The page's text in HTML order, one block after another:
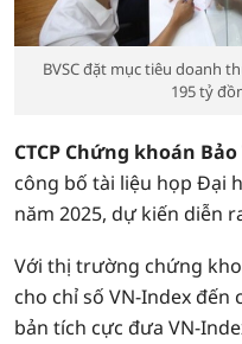
BVSC đặt mục tiêu doanh
195 tỷ
CTCP Chứng khoán Bảo
công bố tài liệu họp Đại
năm 2025, dự kiến diễn
Với thị trường chứng
cho chỉ số VN-Index đến
bản tích cực đưa VN-